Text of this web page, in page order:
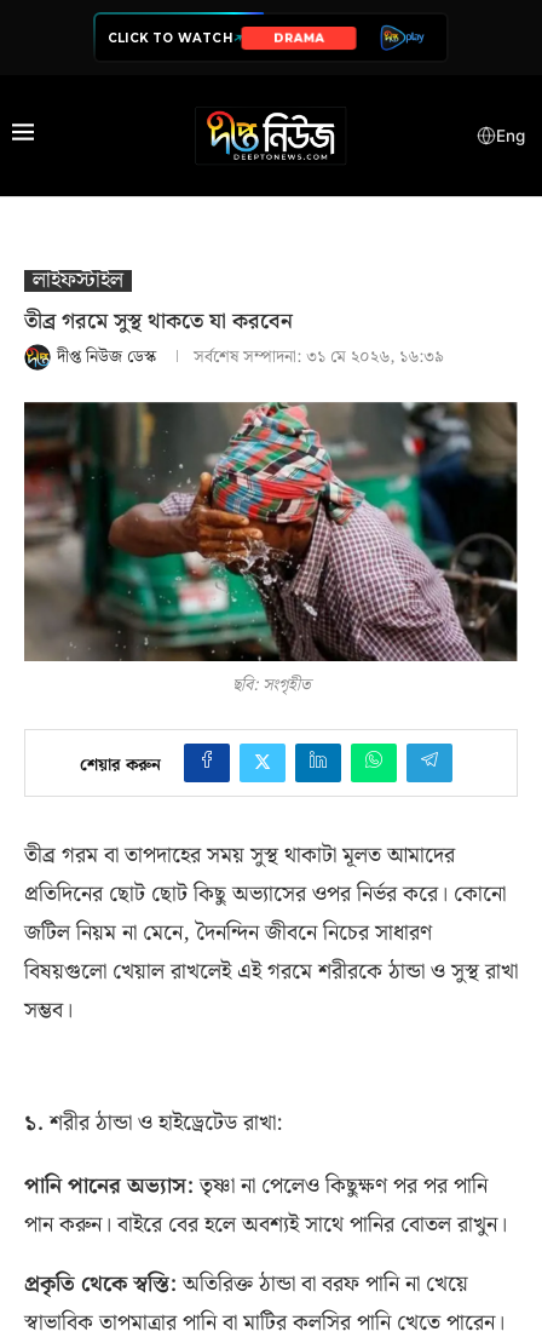
CLICK TO WATCH DRAMA
Eng
লাইফস্টাইল
তীব্র গরমে সুস্থ থাকতে যা করবেন
দীপ্ত নিউজ ডেস্ক সর্বশেষ সম্পাদনা:৩১ মে ২০২৬, ১৬:৩৯
ছবি: সংগৃহীত
শেয়ার করুন
তীব্র গরম বা তাপদাহের সময় সুস্থ থাকাটা মূলত আমাদের
প্রতিদিনের ছোট ছোট কিছু অভ্যাসের ওপর নির্ভর করে। কোনো
জটিল নিয়ম না মেনে,দৈনন্দিন জীবনে নিচের সাধারণ
বিষয়গুলো খেয়াল রাখলেই এই গরমে শরীরকে ঠান্ডা ও সুস্থ রাখা
সম্ভব।
১.শরীর ঠান্ডা ও হাইড্রেটেড রাখা:
পানি পানের অভ্যাস: তৃষ্ণা না পেলেও কিছুক্ষণ পর পর পানি
পান করুন। বাইরে বের হলে অবশ্যই সাথে পানির বোতল রাখুন।
প্রকৃতি থেকে স্বস্তি: অতিরিক্ত ঠান্ডা বা বরফ পানি না খেয়ে
স্বাভাবিক তাপমাত্রার পানি বা মাটির কলসির পানি খেতে পারেন।